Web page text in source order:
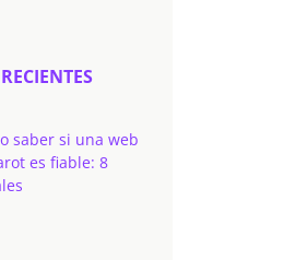
saber si una web
es fiable: 8